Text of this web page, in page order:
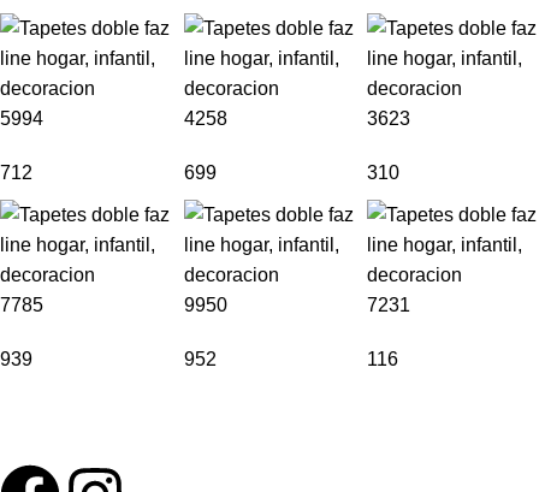
5994
712
4258
699
3623
310
7785
939
9950
952
7231
116